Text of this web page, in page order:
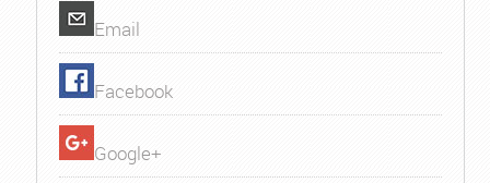
Email
Facebook
Google+